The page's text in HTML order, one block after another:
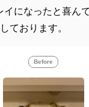
になったと喜ん
ております。
Before